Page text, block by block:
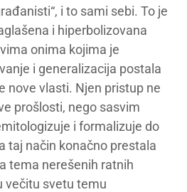
i to sami sebi. To je
i hiperbolizovana
onima kojima je
i generalizacija postala
nove vlasti. Njen pristup ne
prošlosti, nego sasvim
i formalizuje do
taj način konačno prestala
tema nerešenih ratnih
večitu svetu temu